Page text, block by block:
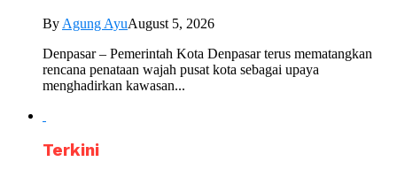
ByAgung AyuAugust 5, 2026
Denpasar – Pemerintah Kota Denpasar terus mematangkan
rencana penataan wajah pusat kota sebagai upaya
menghadirkan kawasan...
Terkini